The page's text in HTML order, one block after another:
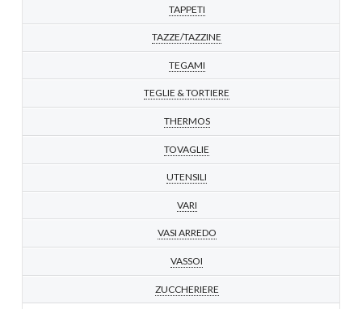
TAPPETI
TAZZE/TAZZINE
TEGAMI
TEGLIE & TORTIERE
THERMOS
TOVAGLIE
UTENSILI
VARI
VASI ARREDO
VASSOI
ZUCCHERIERE